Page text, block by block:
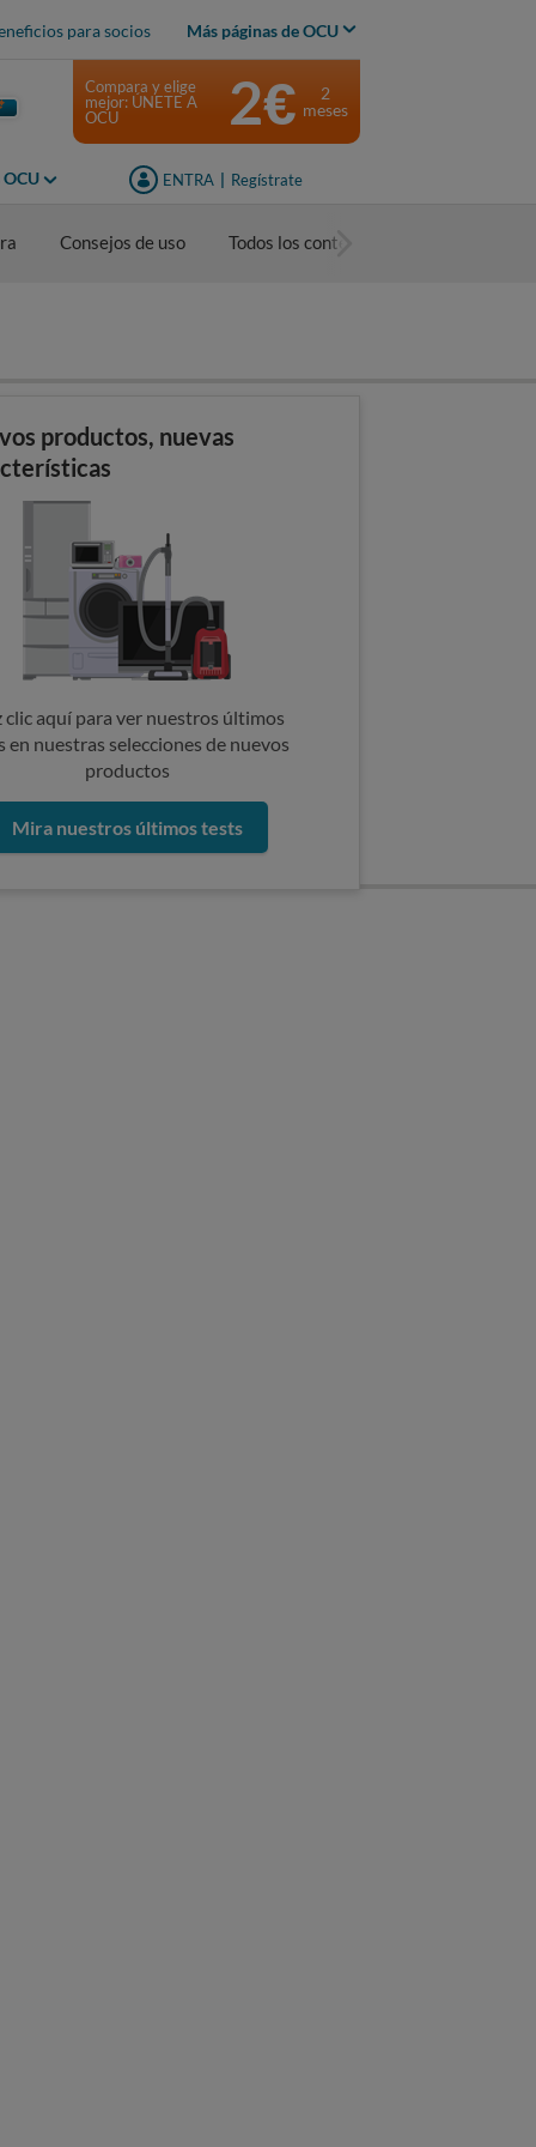
para socios Más páginas de OCU
ENTRA Regístrate
Compara y elige
mejor: ÚNETE A
OCU
2€
2
meses
Consejos de uso Todos los contenidos
productos, nuevas
clic aquí para ver nuestros últimos
en nuestras selecciones de nuevos
productos
Mira nuestros últimos tests